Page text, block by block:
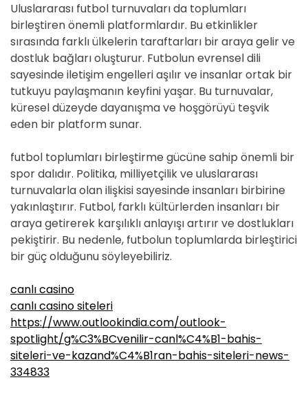
Uluslararası futbol turnuvaları da toplumları
birleştiren önemli platformlardır. Bu etkinlikler
sırasında farklı ülkelerin taraftarları bir araya gelir ve
dostluk bağları oluşturur. Futbolun evrensel dili
sayesinde iletişim engelleri aşılır ve insanlar ortak bir
tutkuyu paylaşmanın keyfini yaşar. Bu turnuvalar,
küresel düzeyde dayanışma ve hoşgörüyü teşvik
eden bir platform sunar.
futbol toplumları birleştirme gücüne sahip önemli bir
spor dalıdır. Politika, milliyetçilik ve uluslararası
turnuvalarla olan ilişkisi sayesinde insanları birbirine
yakınlaştırır. Futbol, farklı kültürlerden insanları bir
araya getirerek karşılıklı anlayışı artırır ve dostlukları
pekiştirir. Bu nedenle, futbolun toplumlarda birleştirici
bir güç olduğunu söyleyebiliriz.
canlı casino
canlı casino siteleri
https://www.outlookindia.com/outlook-
spotlight/g%C3%BCvenilir-canl%C4%B1-bahis-
siteleri-ve-kazand%C4%B1ran-bahis-siteleri-news-
334833